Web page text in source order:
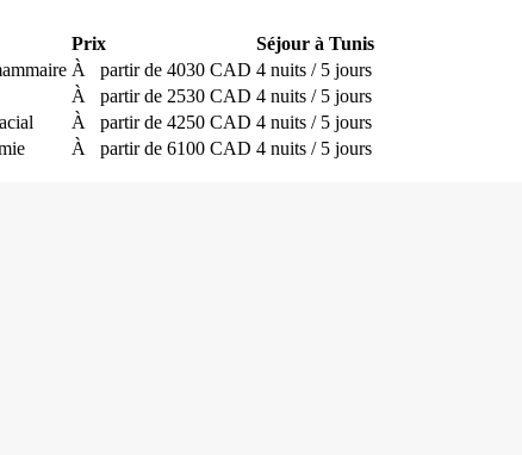
Prix
Séjour à Tunis
À partir de 4030 CAD 4 nuits / 5 jours
À partir de 2530 CAD 4 nuits / 5 jours
À partir de 4250 CAD 4 nuits / 5 jours
À partir de 6100 CAD 4 nuits / 5 jours